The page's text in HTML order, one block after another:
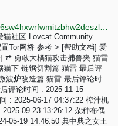
社区 Lovcat Community
Tor网桥 参考 > [帮助文档] 爱
⇄ 勇敢大橘猫攻击捕兽夹 猫雷
猫下-链锯切割篇 猫雷 最后评
波炉改造篇 猫雷 最后评论时
评论时间 : 2025-11-15
: 2025-06-17 04:37:22 榨汁机
09-23 13:26:12 杂种布偶
05-19 14:46:50 典中典之女王